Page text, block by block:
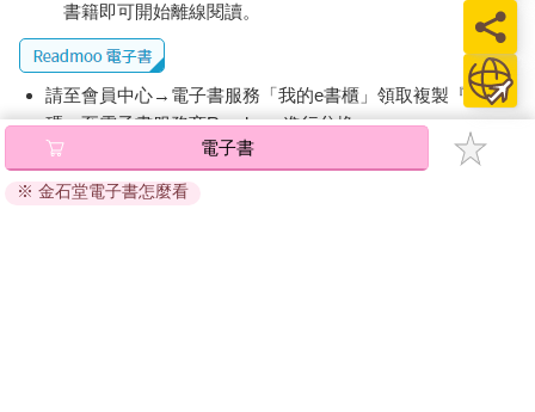
書籍即可開始離線閱讀。
請至會員中心→電子書服務「我的e書櫃」領取複製『兌換
碼』至電子書服務商Readmoo進行兌換。
退換貨須知：
因版權保護，您在金石堂所購買的電子書僅能以金石堂專屬
電子書
※ 金石堂電子書怎麼看